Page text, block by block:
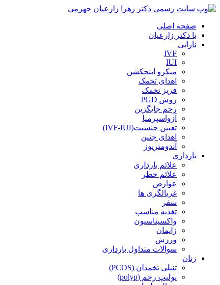
صفحه اصلی
با دکتر زارعیان
نازایی
IVF
IUI
میکرو اینجکشن
اهدای تخمک
فریز تخمک
روش PGD
رحم جایگزین
آزواسپرمیا
تعیین جنسیت(IVF-IUI)
اهدای جنین
آندومتریوز
بارداری
علائم بارداری
علائم خطر
عوارض
غربالگری ها
سفر
تغذیه مناسب
واکسیناسیون
زایمان
ورزش
سوالات متداول بارداری
زنان
تنبلی تخمدان (PCOS)
پولیپ رحم (polyp)